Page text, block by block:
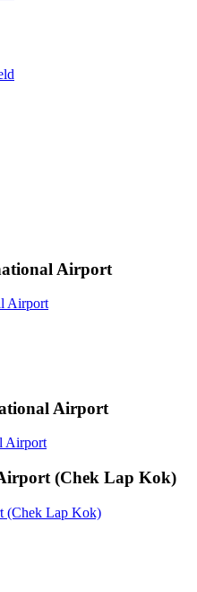
Airport
Airport
Airport
Airport
(Chek Lap Kok)
(Chek Lap Kok)